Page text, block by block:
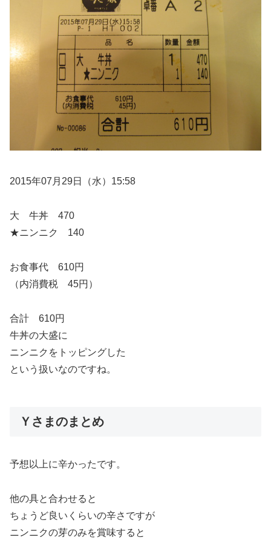
2015年07月29日（水）15:58
大 牛丼 470
★ニンニク 140
お食事代 610円
（内消費税 45円）
合計 610円
牛丼の大盛に
ニンニクをトッピングした
という扱いなのですね。
Ｙさまのまとめ
予想以上に辛かったです。
他の具と合わせると
ちょうど良いくらいの辛さですが
ニンニクの芽のみを賞味すると